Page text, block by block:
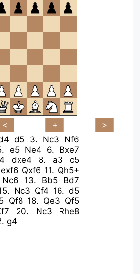
openen.
d5 3. Nc3
Nf6
e5 Ne4 6. Bxe7
dxe4 8. a3
c5
exf6 Qxf6 11. Qh5+
Nc6 13. Bb5
Bd7
Nc3 Qf4 16. d5
Qf8 18. Qe3 Qf5
20. Nc3
Rhe8
g4